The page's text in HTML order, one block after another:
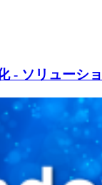
- ソリューシ